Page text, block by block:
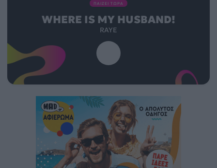
ΠΑΙΖΕΙ ΤΩΡΑ
WHERE IS MY HUSBAND!
RAYE